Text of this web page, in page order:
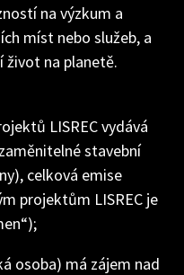
na výzkum a
míst nebo služeb, a
život na planetě.
LISREC vydává
stavební
celková emise
projektům LISREC je
osoba) má zájem nad